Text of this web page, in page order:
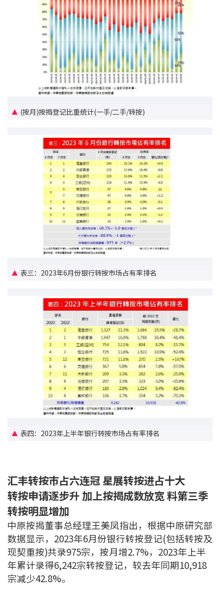
免费物业估价
下载中心
按揭全面睇
新闻/研究
统计数据库
按揭快趣智识
实时银行资讯
装修·保险优惠
免费装修转介服务
装修设计专栏
火险、家居、宠物保险
保险资讯专栏
联络方式
条款及细则
私隐政策
繁
本网页所提供资料仅作参考用途。
若因错漏而引致任何不便或损失，中原按揭概不负责。
本网站采用无障碍网页设计，如有任何问题，可查询：
(按月)按揭登记比重统计(一手/二手/转按)
表三：2023年6月份银行转按市场占有率排名
表四：2023年上半年银行转按市场占有率排名
汇丰转按巿占六连冠 星展转按进占十大
转按申请逐步升 加上按揭成数放宽 料第三季
转按明显增加
中原按揭董事总经理王美凤指出，根据中原研究部
数据显示，2023年6月份银行转按登记(包括转按及
现契重按)共录975宗，按月增2.7%，2023年上半
年累计录得6,242宗转按登记，较去年同期10,918
宗减少42.8%。